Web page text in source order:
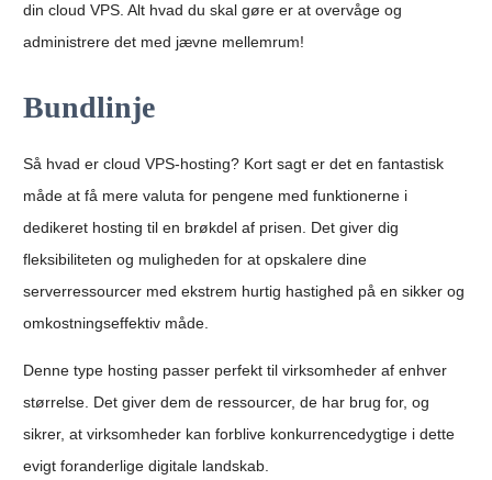
din cloud VPS. Alt hvad du skal gøre er at overvåge og
administrere det med jævne mellemrum!
Bundlinje
Så hvad er cloud VPS-hosting? Kort sagt er det en fantastisk
måde at få mere valuta for pengene med funktionerne i
dedikeret hosting til en brøkdel af prisen. Det giver dig
fleksibiliteten og muligheden for at opskalere dine
serverressourcer med ekstrem hurtig hastighed på en sikker og
omkostningseffektiv måde.
Denne type hosting passer perfekt til virksomheder af enhver
størrelse. Det giver dem de ressourcer, de har brug for, og
sikrer, at virksomheder kan forblive konkurrencedygtige i dette
evigt foranderlige digitale landskab.